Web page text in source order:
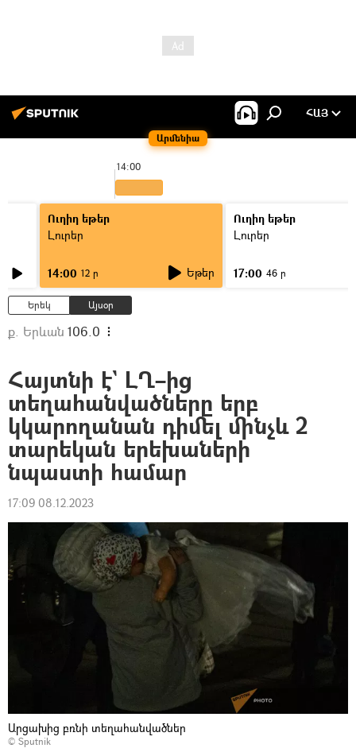
Արմենիա
ՀԱՅ
14:00
Ուղիղ եթեր
Լուրեր
14:00 12 ր Եթեր
Ուղիղ եթեր
Լուրեր
17:00 46 ր
Երեկ Այսօր
ք. Երևան 106.0
Հայտնի է` ԼՂ–ից
տեղահանվածները երբ
կկարողանան դիմել մինչև 2
տարեկան երեխաների
նպաստի համար
17:09 08.12.2023
Արցախից բռնի տեղահանվածներ
© Sputnik